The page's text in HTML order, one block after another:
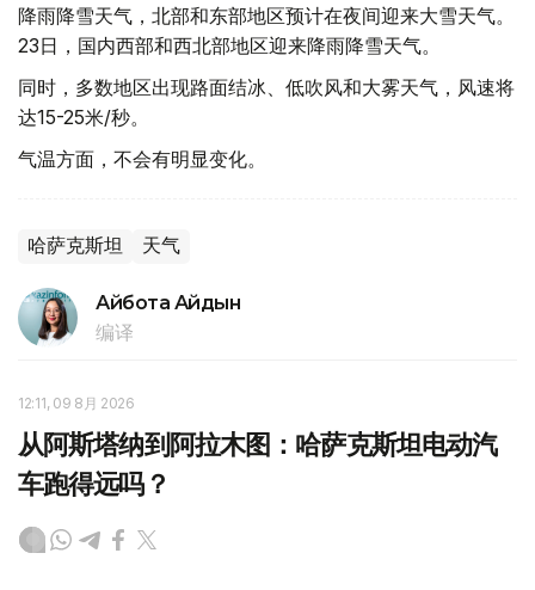
降雨降雪天气，北部和东部地区预计在夜间迎来大雪天气。
23日，国内西部和西北部地区迎来降雨降雪天气。
同时，多数地区出现路面结冰、低吹风和大雾天气，风速将
达15-25米/秒。
气温方面，不会有明显变化。
哈萨克斯坦 天气
Айбота Айдын
编译
12:11, 09 8月 2026
从阿斯塔纳到阿拉木图：哈萨克斯坦电动汽
车跑得远吗？